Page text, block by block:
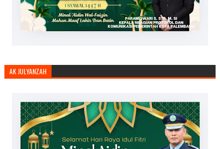
AK JULYANZAH